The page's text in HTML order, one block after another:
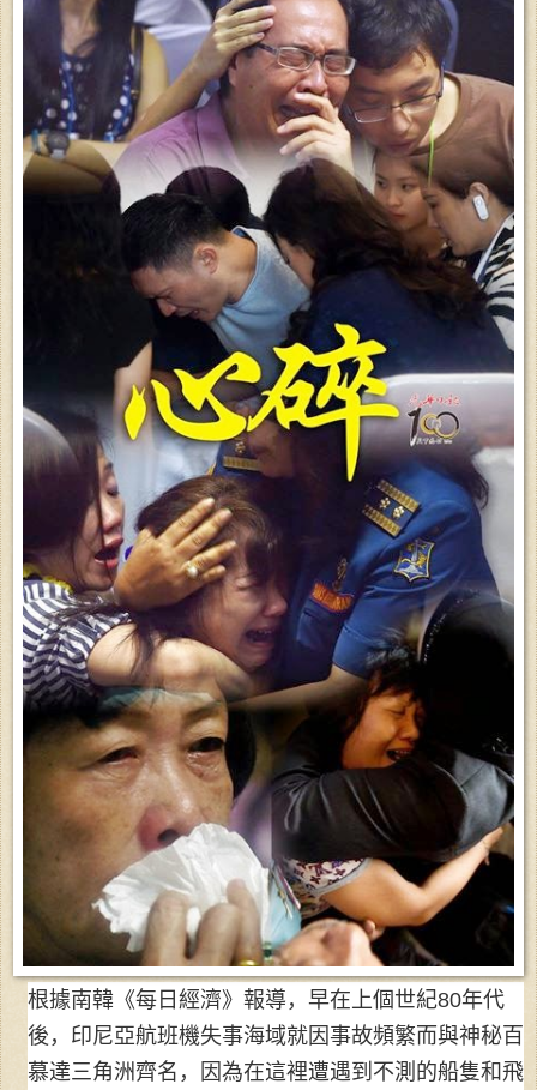
根據南韓《每日經濟》報導，早在上個世紀80年代
後，印尼亞航班機失事海域就因事故頻繁而與神秘百
慕達三角洲齊名，因為在這裡遭遇到不測的船隻和飛